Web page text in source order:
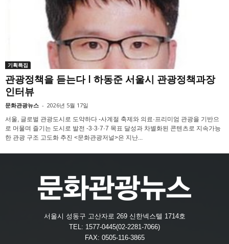
기획특집
관광정책을 듣는다 l 하동준 서울시 관광정책과장
인터뷰
문화관광뉴스 - 2026년 5월 17일
서울, 글로벌 관광도시로 도약하다 -사계절 축제와 의료·프리미엄 관광을 기반으
로 머물며 즐기는 도시로 발전 -3·3·7·7 목표 달성과 차별화된 콘텐츠로 지속가능
한 관광 구조 고도화 추진 <문화관광저널>은 지난...
서울시 성동구 고산자로 269 신한넥스텔 1714호
TEL: 1577-0445(02-2281-7066)
FAX: 0505-116-3865